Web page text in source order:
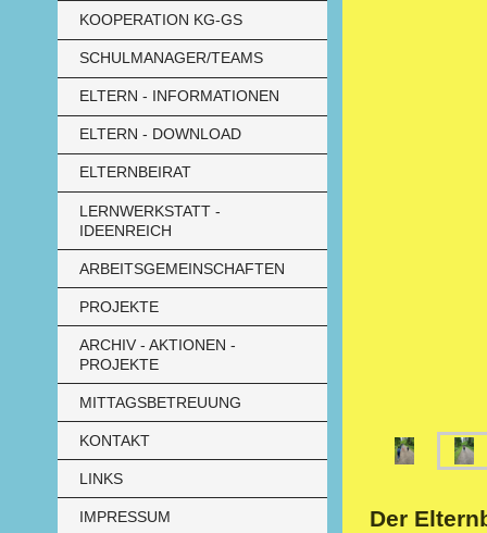
Der
KOOPERATION KG-GS
SCHULMANAGER/TEAMS
ELTERN - INFORMATIONEN
ELTERN - DOWNLOAD
ELTERNBEIRAT
LERNWERKSTATT -
IDEENREICH
ARBEITSGEMEINSCHAFTEN
PROJEKTE
ARCHIV - AKTIONEN -
PROJEKTE
MITTAGSBETREUUNG
KONTAKT
LINKS
IMPRESSUM